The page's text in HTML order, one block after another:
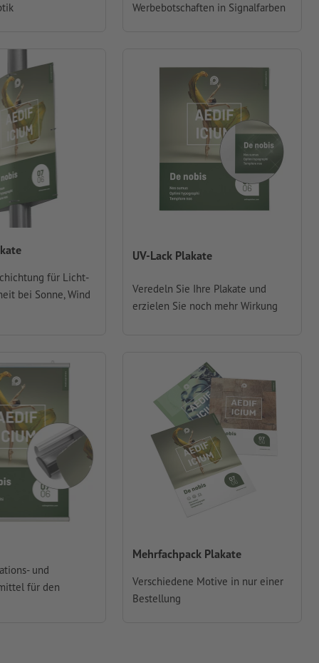
Werbebotschaften in Signalfarben
für Licht-
bei Sonne, Wind
UV-Lack Plakate
Veredeln Sie Ihre Plakate und
erzielen Sie noch mehr Wirkung
und
für den
Mehrfachpack Plakate
Verschiedene Motive in nur einer
Bestellung